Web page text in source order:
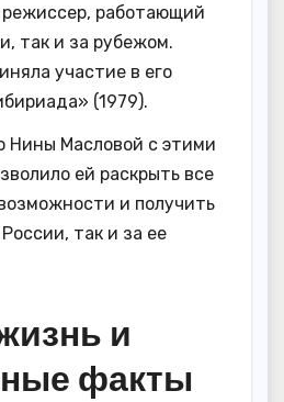
работающий
так и за рубежом.
участие в его
(1979).
Нины Масловой с этими
ей раскрыть все
и получить
так и за ее
и
факты